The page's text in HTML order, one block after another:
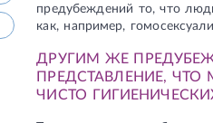
предубеждений то, что
как, например,
ДРУГИМ ЖЕ
ПРЕДСТАВЛЕНИЕ,
ЧИСТО